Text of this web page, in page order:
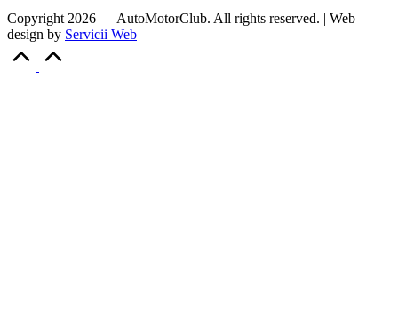
Copyright 2026 — AutoMotorClub. All rights reserved. | Web
design by Servicii Web